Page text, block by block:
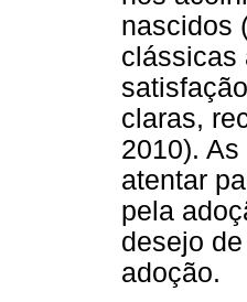
nascidos
clássicas
claras,
2010).
atentar
pela
desejo
adoção.